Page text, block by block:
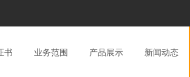
书 业务范围 产品展示 新闻动态